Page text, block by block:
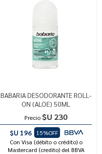
BABARIA DESODORANTE ROLL-
ON (ALOE) 50ML
Precio $U 230
$U 196
15%OFF
Con Visa (débito o crédito) o
Mastercard (credito) del BBVA